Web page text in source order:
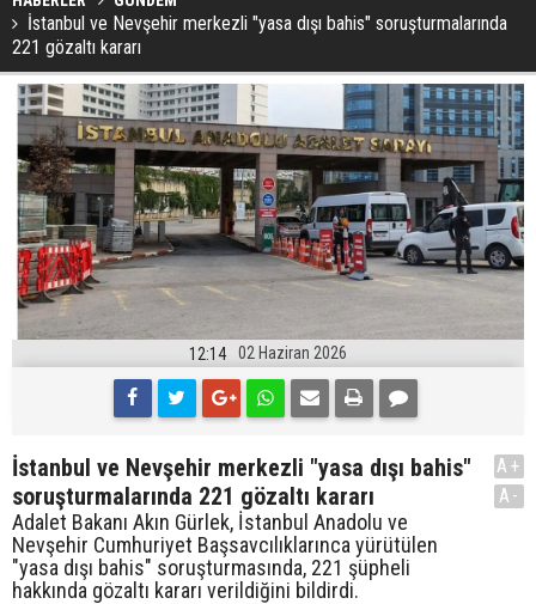
İstanbul ve Nevşehir merkezli "yasa dışı bahis" soruşturmalarında
221 gözaltı kararı
12:14 02 Haziran 2026
İstanbul ve Nevşehir merkezli "yasa dışı bahis"
soruşturmalarında 221 gözaltı kararı
Adalet Bakanı Akın Gürlek, İstanbul Anadolu ve
Nevşehir Cumhuriyet Başsavcılıklarınca yürütülen
"yasa dışı bahis" soruşturmasında, 221 şüpheli
hakkında gözaltı kararı verildiğini bildirdi.
A+
A-